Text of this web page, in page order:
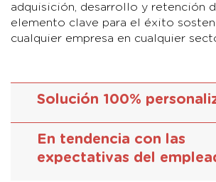
adquisición, desarrollo y retención
elemento clave para el éxito
cualquier empresa en cualquier
Solución 100%
En tendencia con las
expectativas del